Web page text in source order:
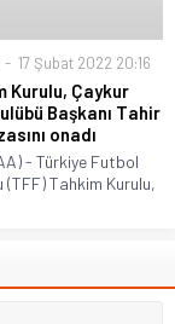
17 Şubat 2022 20:16
Kurulu, Çaykur
Başkanı Tahir
onadı
- Türkiye Futbol
(TFF) Tahkim Kurulu,